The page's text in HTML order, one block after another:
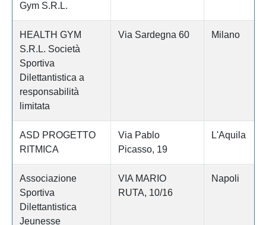
Gym S.R.L.
HEALTH GYM
S.R.L. Società
Sportiva
Dilettantistica a
responsabilità
limitata
Via Sardegna 60 Milano
ASD PROGETTO
RITMICA
Via Pablo
Picasso, 19
L'Aquila
Associazione
Sportiva
Dilettantistica
Jeunesse
VIA MARIO
RUTA, 10/16
Napoli